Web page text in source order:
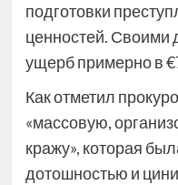
подготовки
ценностей. Своими
ущерб примерно в
Как отметил
«массовую,
кражу», которая
дотошностью и